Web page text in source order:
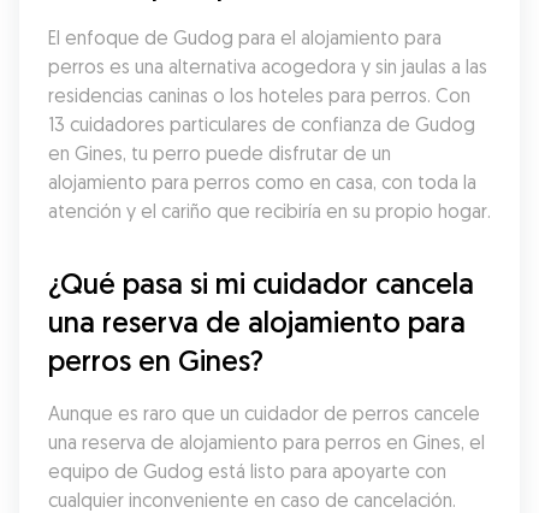
El enfoque de Gudog para el alojamiento para
perros es una alternativa acogedora y sin jaulas a las
residencias caninas o los hoteles para perros. Con
13 cuidadores particulares de confianza de Gudog
en Gines, tu perro puede disfrutar de un
alojamiento para perros como en casa, con toda la
atención y el cariño que recibiría en su propio hogar.
¿Qué pasa si mi cuidador cancela
una reserva de alojamiento para
perros en Gines?
Aunque es raro que un cuidador de perros cancele
una reserva de alojamiento para perros en Gines, el
equipo de Gudog está listo para apoyarte con
cualquier inconveniente en caso de cancelación.